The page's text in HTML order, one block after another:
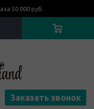
50 000 руб.
Заказать звонок